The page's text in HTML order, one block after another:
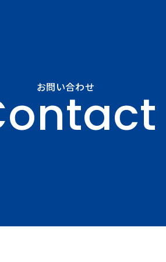
お問い合わせ